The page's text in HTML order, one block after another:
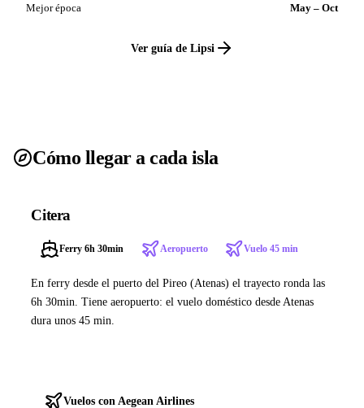
Mejor época May – Oct
Ver guía de Lipsi
Cómo llegar a cada isla
Citera
Ferry 6h 30min Aeropuerto Vuelo 45 min
En ferry desde el puerto del Pireo (Atenas) el trayecto ronda las
6h 30min. Tiene aeropuerto: el vuelo doméstico desde Atenas
dura unos 45 min.
Vuelos con Aegean Airlines